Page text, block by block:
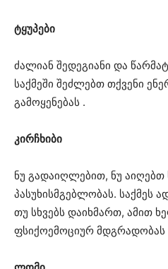
ტყუპები
ძალიან შედეგიანი და
საქმეში შეძლებთ თქვენი
გამოყენებას .
კირჩხიბი
ნუ გადაიღლებით, ნუ აიღებთ
პასუხისმგებლობას. საქმეს
თუ სხვებს დაიხმართ, ამით
ფსიქოემოციურ